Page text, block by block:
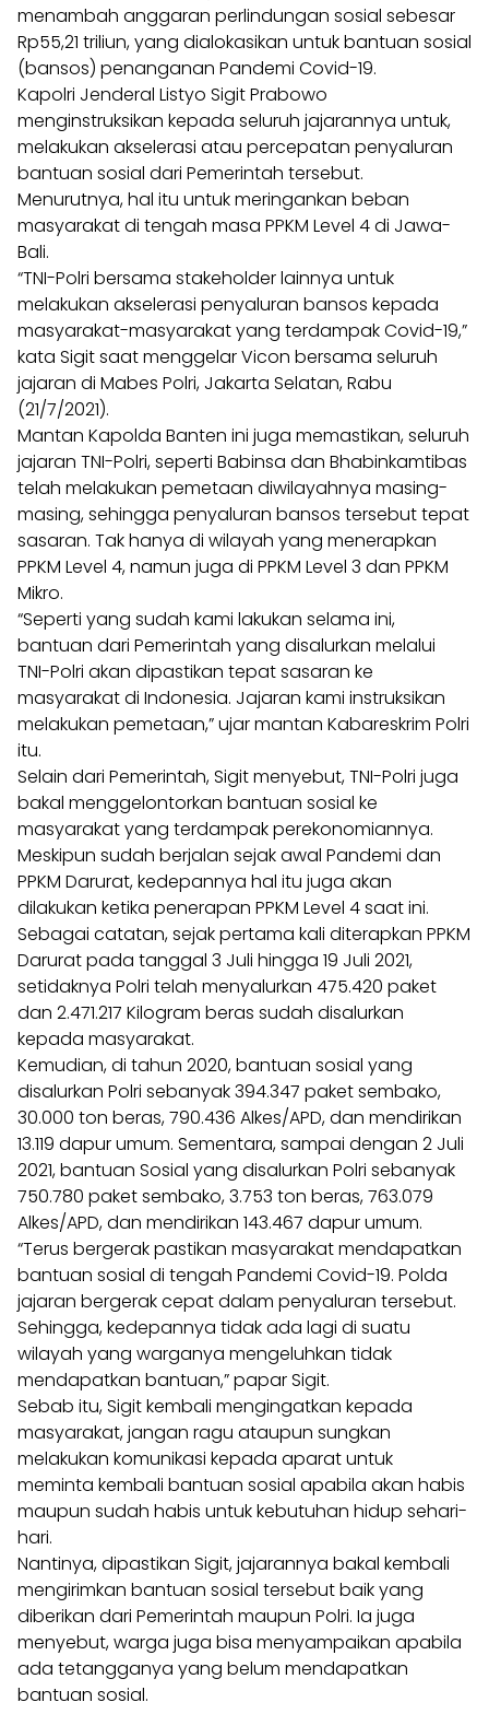
menambah anggaran perlindungan sosial sebesar
Rp55,21 triliun, yang dialokasikan untuk bantuan sosial
(bansos) penanganan Pandemi Covid-19.
Kapolri Jenderal Listyo Sigit Prabowo
menginstruksikan kepada seluruh jajarannya untuk,
melakukan akselerasi atau percepatan penyaluran
bantuan sosial dari Pemerintah tersebut.
Menurutnya, hal itu untuk meringankan beban
masyarakat di tengah masa PPKM Level 4 di Jawa-
Bali.
“TNI-Polri bersama stakeholder lainnya untuk
melakukan akselerasi penyaluran bansos kepada
masyarakat-masyarakat yang terdampak Covid-19,”
kata Sigit saat menggelar Vicon bersama seluruh
jajaran di Mabes Polri, Jakarta Selatan, Rabu
(21/7/2021).
Mantan Kapolda Banten ini juga memastikan, seluruh
jajaran TNI-Polri, seperti Babinsa dan Bhabinkamtibas
telah melakukan pemetaan diwilayahnya masing-
masing, sehingga penyaluran bansos tersebut tepat
sasaran. Tak hanya di wilayah yang menerapkan
PPKM Level 4, namun juga di PPKM Level 3 dan PPKM
Mikro.
“Seperti yang sudah kami lakukan selama ini,
bantuan dari Pemerintah yang disalurkan melalui
TNI-Polri akan dipastikan tepat sasaran ke
masyarakat di Indonesia. Jajaran kami instruksikan
melakukan pemetaan,” ujar mantan Kabareskrim Polri
itu.
Selain dari Pemerintah, Sigit menyebut, TNI-Polri juga
bakal menggelontorkan bantuan sosial ke
masyarakat yang terdampak perekonomiannya.
Meskipun sudah berjalan sejak awal Pandemi dan
PPKM Darurat, kedepannya hal itu juga akan
dilakukan ketika penerapan PPKM Level 4 saat ini.
Sebagai catatan, sejak pertama kali diterapkan PPKM
Darurat pada tanggal 3 Juli hingga 19 Juli 2021,
setidaknya Polri telah menyalurkan 475.420 paket
dan 2.471.217 Kilogram beras sudah disalurkan
kepada masyarakat.
Kemudian, di tahun 2020, bantuan sosial yang
disalurkan Polri sebanyak 394.347 paket sembako,
30.000 ton beras, 790.436 Alkes/APD, dan mendirikan
13.119 dapur umum. Sementara, sampai dengan 2 Juli
2021, bantuan Sosial yang disalurkan Polri sebanyak
750.780 paket sembako, 3.753 ton beras, 763.079
Alkes/APD, dan mendirikan 143.467 dapur umum.
“Terus bergerak pastikan masyarakat mendapatkan
bantuan sosial di tengah Pandemi Covid-19. Polda
jajaran bergerak cepat dalam penyaluran tersebut.
Sehingga, kedepannya tidak ada lagi di suatu
wilayah yang warganya mengeluhkan tidak
mendapatkan bantuan,” papar Sigit.
Sebab itu, Sigit kembali mengingatkan kepada
masyarakat, jangan ragu ataupun sungkan
melakukan komunikasi kepada aparat untuk
meminta kembali bantuan sosial apabila akan habis
maupun sudah habis untuk kebutuhan hidup sehari-
hari.
Nantinya, dipastikan Sigit, jajarannya bakal kembali
mengirimkan bantuan sosial tersebut baik yang
diberikan dari Pemerintah maupun Polri. Ia juga
menyebut, warga juga bisa menyampaikan apabila
ada tetangganya yang belum mendapatkan
bantuan sosial.